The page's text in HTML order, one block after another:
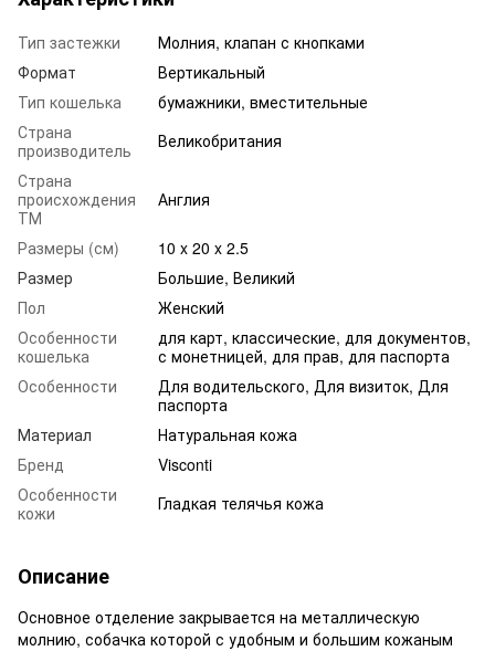
Тип застежки
Молния, клапан с кнопками
Формат
Вертикальный
Тип кошелька
бумажники, вместительные
Страна
производитель
Великобритания
Страна
происхождения
ТМ
Англия
Размеры (см)
10 x 20 x 2.5
Размер
Большие, Великий
Пол
Женский
Особенности
кошелька
для карт, классические, для документов,
с монетницей, для прав, для паспорта
Особенности
Для водительского, Для визиток, Для
паспорта
Материал
Натуральная кожа
Бренд
Visconti
Особенности
кожи
Гладкая телячья кожа
Описание
Основное отделение закрывается на металлическую
молнию, собачка которой с удобным и большим кожаным